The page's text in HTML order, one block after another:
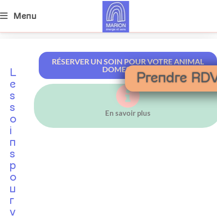
Menu
Prendre
L
e
s
s
o
i
n
s
p
o
u
r
v
RÉSERVER UN SOIN POUR VOTRE ANIMAL
DOMESTIQUE
En savoir plus